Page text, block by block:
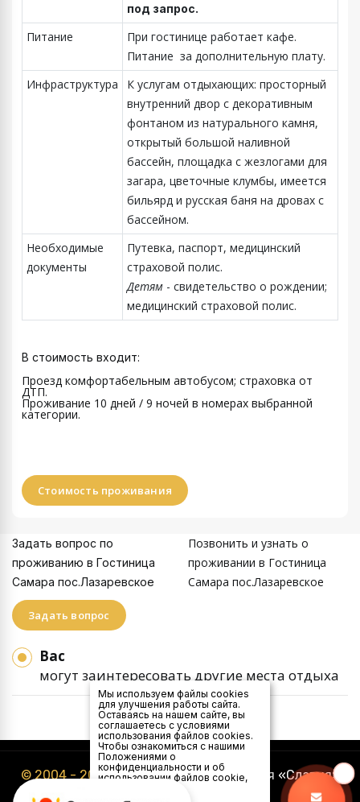
под запрос.
Питание
При гостинице работает кафе.
Питание за дополнительную плату.
Инфраструктура
К услугам отдыхающих: просторный
внутренний двор с декоративным
фонтаном из натурального камня,
открытый большой наливной
бассейн, площадка с жезлогами для
загара, цветочные клумбы, имеется
бильярд и русская баня на дровах с
бассейном.
Необходимые
документы
Путевка, паспорт, медицинский
страховой полис.
Детям - свидетельство о рождении;
медицинский страховой полис.
В стоимость входит:
Проезд комфортабельным автобусом; страховка от
ДТП.
Проживание 10 дней / 9 ночей в номерах выбранной
категории.
Стоимость проживания
Задать вопрос по
проживанию в Гостиница
Самара пос.Лазаревское
Задать вопрос
Позвонить и узнать о
проживании в Гостиница
Самара пос.Лазаревское
Вас
могут заинтересовать другие места отдыха
© 2004 - 2026 Туристическая компания «Славия»
Мы используем файлы cookies
для улучшения работы сайта.
Оставаясь на нашем сайте, вы
соглашаетесь с условиями
использования файлов cookies.
Чтобы ознакомиться с нашими
Положениями о
конфиденциальности и об
использовании файлов cookie,